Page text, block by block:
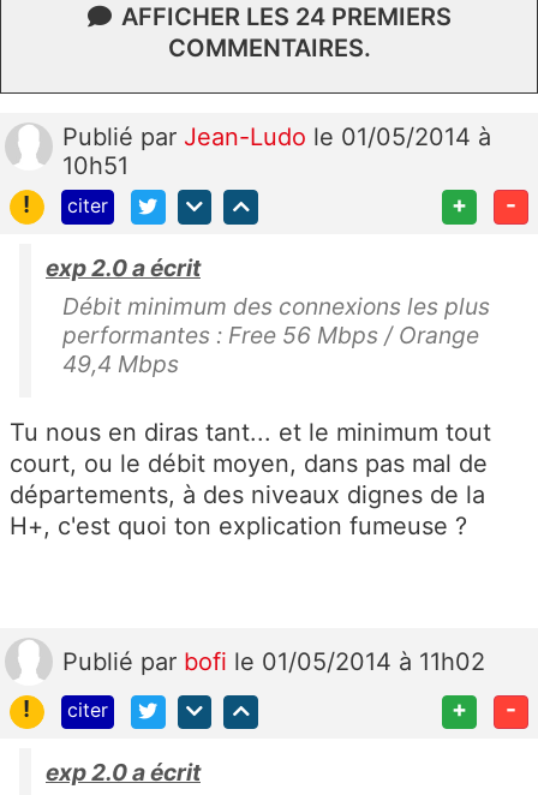
AFFICHER LES 24 PREMIERS
COMMENTAIRES.
Publié par Jean-Ludo le 01/05/2014 à
10h51
!
citer + -
exp 2.0 a écrit
Débit minimum des connexions les plus
performantes : Free 56 Mbps / Orange
49,4 Mbps
Tu nous en diras tant... et le minimum tout
court, ou le débit moyen, dans pas mal de
départements, à des niveaux dignes de la
H+, c'est quoi ton explication fumeuse ?
Publié par bofi le 01/05/2014 à 11h02
!
citer + -
exp 2.0 a écrit